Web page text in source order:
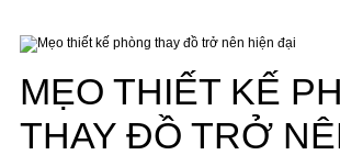
NÊN
ĐẠI
MẸO THIẾT KẾ
THAY ĐỒ TRỞ